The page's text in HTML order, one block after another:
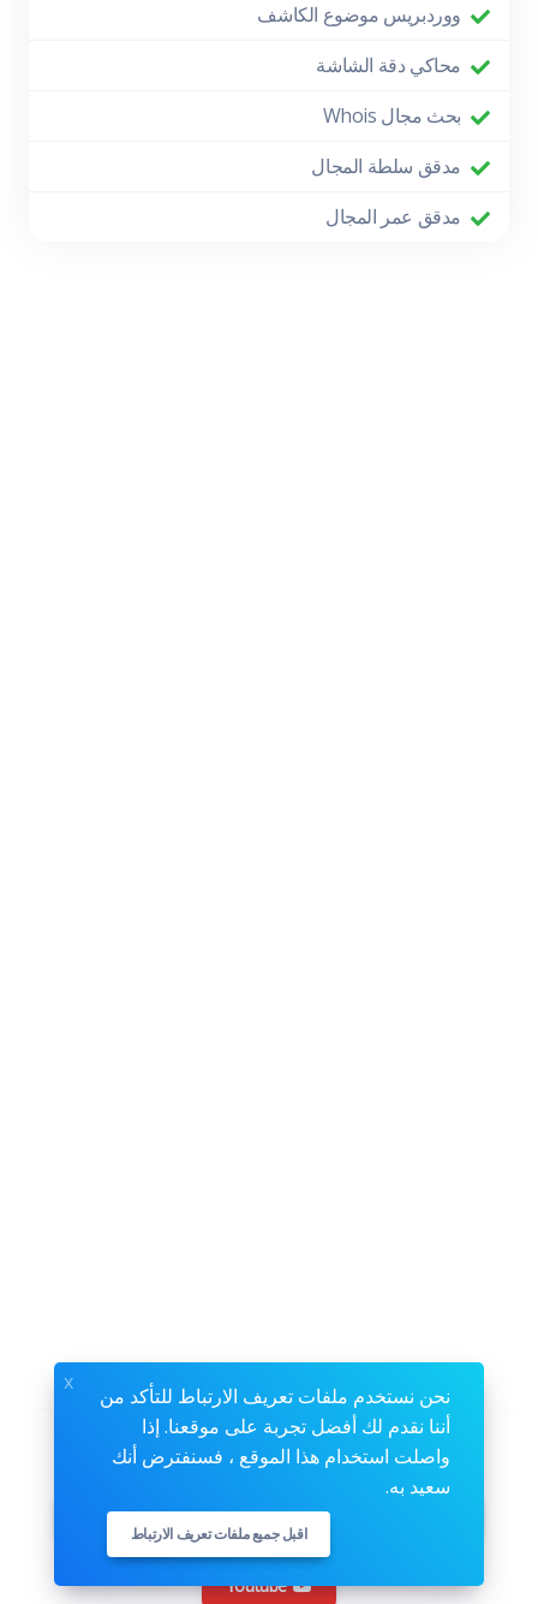
ووردبريس موضوع الكاشف
محاكي دقة الشاشة
بحث مجال Whois
مدقق سلطة المجال
مدقق عمر المجال
تابعنا
Twitter
Instagram
Youtube
نحن نستخدم ملفات تعريف الارتباط للتأكد من
أننا نقدم لك أفضل تجربة على موقعنا. إذا
واصلت استخدام هذا الموقع ، فسنفترض أنك
سعيد به.
اقبل جميع ملفات تعريف الارتباط
x